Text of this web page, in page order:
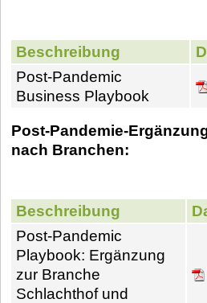
Beschreibung
Post-Pandemic
Business Playbook
Post-Pandemie-
nach Branchen:
Beschreibung
Post-Pandemic
Playbook: Ergänzung
zur Branche
Schlachthof und